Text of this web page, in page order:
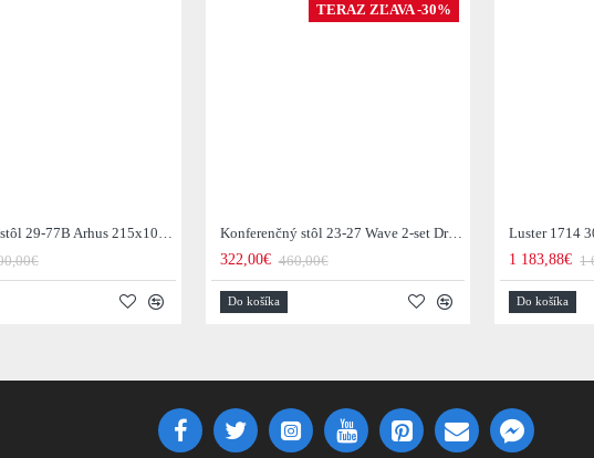
Jedálenský stôl 29-77B Arhus 215x105cm Drevo Hnedá Acacia
TERAZ ZĽAVA -30%
Konferenčný stôl 23-27 Wave 2-set Drevo Mango
322,00€ 460,00€
Do košíka
Luster 1714
1 183,88€ 1
Do košíka